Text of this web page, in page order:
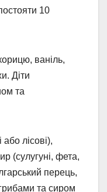
10
ваніль,
Діти
та
лісові),
(сулугуні, фета,
перець,
та сиром